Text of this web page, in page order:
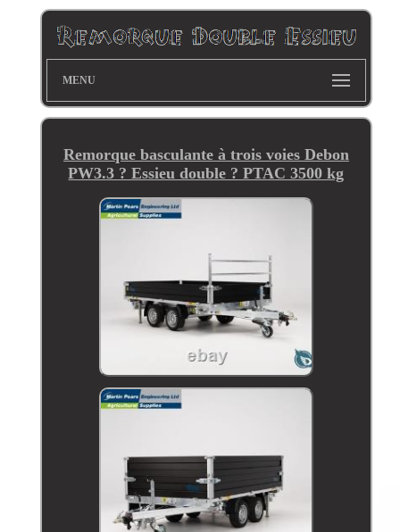
MENU
Remorque basculante à trois voies Debon
PW3.3 ? Essieu double ? PTAC 3500 kg